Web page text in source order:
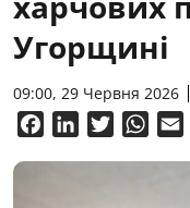
Угорщині
09:00, 29 Червня 2026
FacebookLinkedInTwitter